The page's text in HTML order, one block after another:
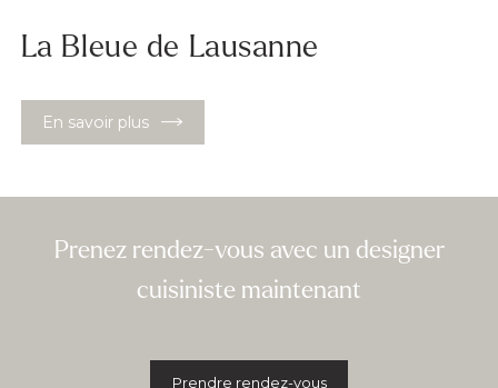
La Bleue de Lausanne
En savoir plus
Prenez rendez-vous avec un designer
cuisiniste maintenant
Prendre rendez-vous